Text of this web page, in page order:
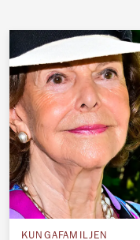
KUNGAFAMILJEN